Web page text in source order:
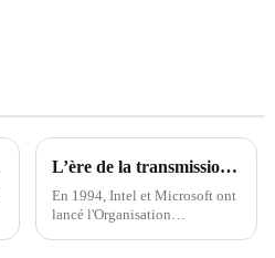
L’ère de la transmission à grande vitesse arrive – USB 4.0
En 1994, Intel et Microsoft ont
lancé l'Organisation